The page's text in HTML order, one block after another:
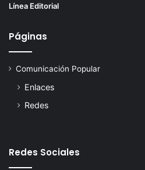
Línea Editorial
Páginas
Comunicación Popular
Enlaces
Redes
Redes Sociales